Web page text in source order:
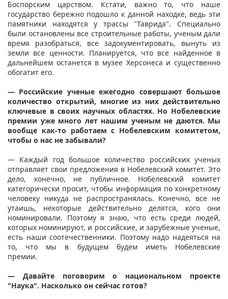
Боспорским царством. Кстати, важно то, что наше
государство бережно подошло к данной находке, ведь эти
памятники находятся у трассы "Таврида". Специально
были остановлены все строительные работы, ученым дали
время разобраться, все задокументировать, вынуть из
земли все ценности. Планируется, что все найденное в
дальнейшем останется в музее Херсонеса и существенно
обогатит его.
— Российские ученые ежегодно совершают большое
количество открытий, многие из них действительно
ключевые в своих научных областях. Но Нобелевские
премии уже много лет нашим ученым не даются. Мы
вообще как-то работаем с Нобелевским комитетом,
чтобы о нас не забывали?
— Каждый год большое количество российских ученых
отправляет свои предложения в Нобелевский комитет. Это
дело, конечно, не публичное. Нобелевский комитет
категорически просит, чтобы информация по конкретному
человеку никуда не распространялась. Конечно, все не
утаишь, некоторые действительно делятся, кого они
номинировали. Поэтому я знаю, что есть среди людей,
которых номинируют, и российские, и зарубежные ученые,
есть наши соотечественники. Поэтому надо надеяться на
то, что мы в будущем будем иметь Нобелевские
премии.
— Давайте поговорим о национальном проекте
"Наука". Насколько он сейчас готов?